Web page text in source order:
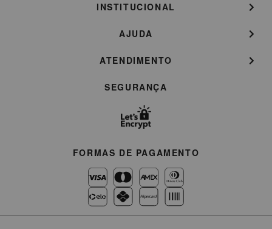
INSTITUCIONAL
AJUDA
ATENDIMENTO
SEGURANÇA
FORMAS DE PAGAMENTO